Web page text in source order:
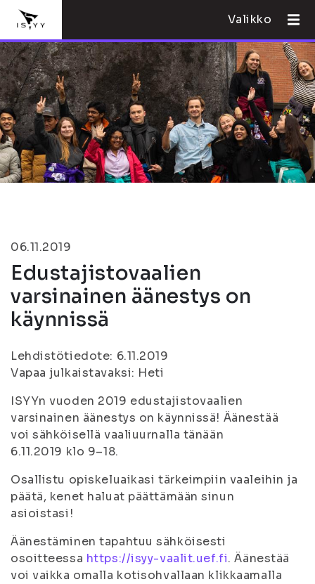
Valikko
06.11.2019
Edustajistovaalien
varsinainen äänestys on
käynnissä
Lehdistötiedote: 6.11.2019
Vapaa julkaistavaksi: Heti
ISYYn vuoden 2019 edustajistovaalien
varsinainen äänestys on käynnissä! Äänestää
voi sähköisellä vaaliuurnalla tänään
6.11.2019 klo 9–18.
Osallistu opiskeluaikasi tärkeimpiin vaaleihin ja
päätä, kenet haluat päättämään sinun
asioistasi!
Äänestäminen tapahtuu sähköisesti
osoitteessa https://isyy-vaalit.uef.fi. Äänestää
voi vaikka omalla kotisohvallaan klikkaamalla